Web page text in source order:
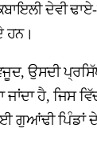
ਦੇਵੀ
ਹਨ।
ਉਸਦੀ
ਹੈ, ਜਿਸ
ਗੁਆਂਢੀ ਪਿੰਡਾਂ